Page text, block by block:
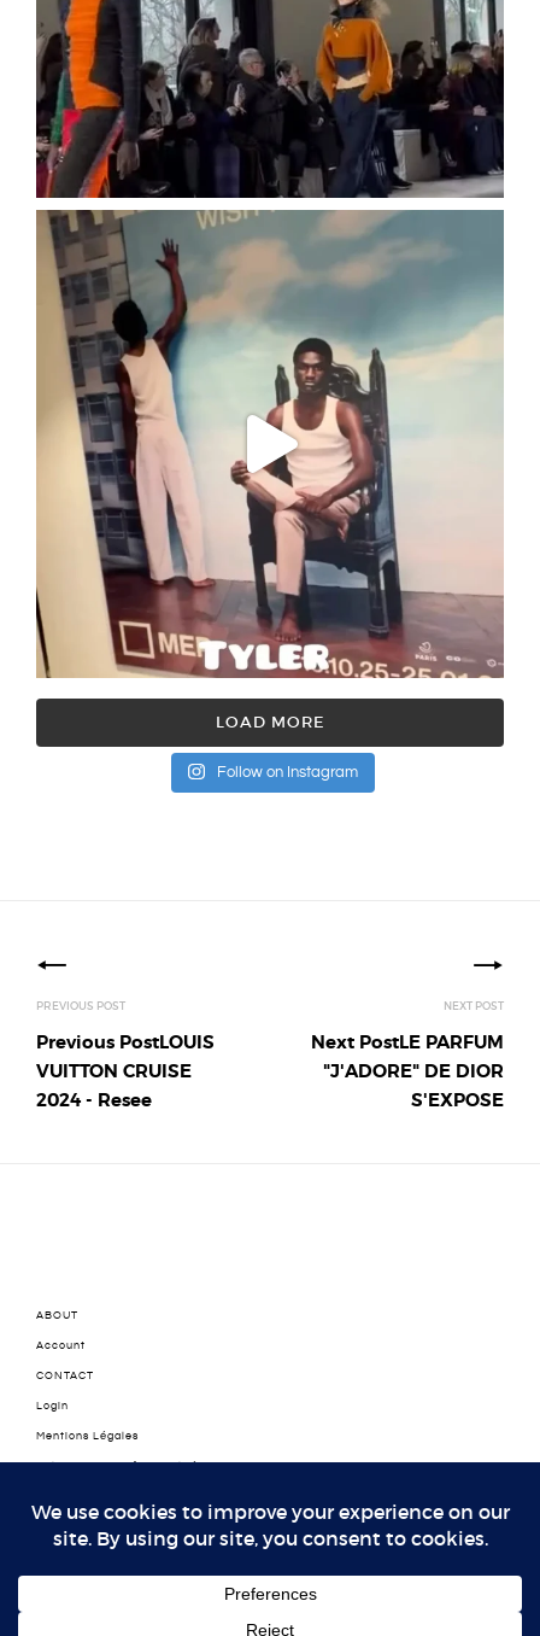
LOAD MORE
Follow on Instagram
navigation
Previous PostLOUIS
VUITTON CRUISE
2024 - Resee
Next PostLE PARFUM
"J'ADORE" DE DIOR
S'EXPOSE
ABOUT
Account
CONTACT
Login
Mentions Légales
Politique de confidentialité